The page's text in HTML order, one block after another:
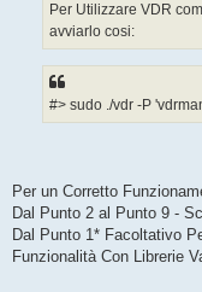
Per Utilizzare VDR
avviarlo cosi:
#> sudo ./vdr -P
Per un Corretto
Dal Punto 2 al Punto 9 -
Dal Punto 1* Facoltativo
Funzionalità Con Librerie